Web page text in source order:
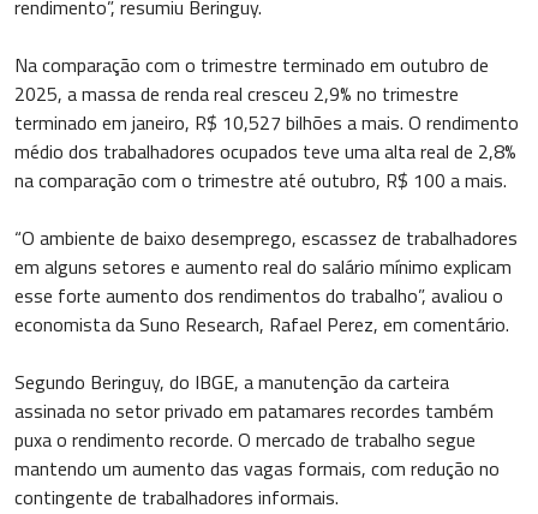
rendimento”, resumiu Beringuy.
Na comparação com o trimestre terminado em outubro de
2025, a massa de renda real cresceu 2,9% no trimestre
terminado em janeiro, R$ 10,527 bilhões a mais. O rendimento
médio dos trabalhadores ocupados teve uma alta real de 2,8%
na comparação com o trimestre até outubro, R$ 100 a mais.
“O ambiente de baixo desemprego, escassez de trabalhadores
em alguns setores e aumento real do salário mínimo explicam
esse forte aumento dos rendimentos do trabalho”, avaliou o
economista da Suno Research, Rafael Perez, em comentário.
Segundo Beringuy, do IBGE, a manutenção da carteira
assinada no setor privado em patamares recordes também
puxa o rendimento recorde. O mercado de trabalho segue
mantendo um aumento das vagas formais, com redução no
contingente de trabalhadores informais.